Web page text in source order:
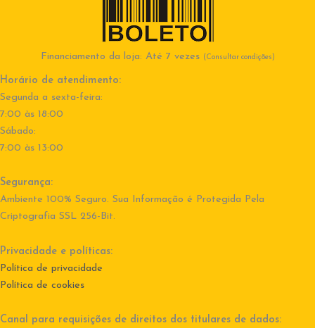
Financiamento da loja: Até 7 vezes (Consultar condições)
Horário de atendimento:
Segunda a sexta-feira:
7:00 às 18:00
Sábado:
7:00 às 13:00
Segurança:
Ambiente 100% Seguro. Sua Informação é Protegida Pela
Criptografia SSL 256-Bit.
Privacidade e políticas:
Política de privacidade
Política de cookies
Canal para requisições de direitos dos titulares de dados: